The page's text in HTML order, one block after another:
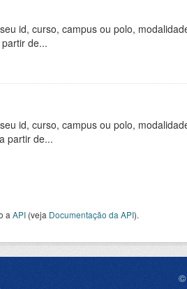
id, curso, campus ou polo,
de...
id, curso, campus ou polo,
partir de...
a API (veja Documentação da API).
©